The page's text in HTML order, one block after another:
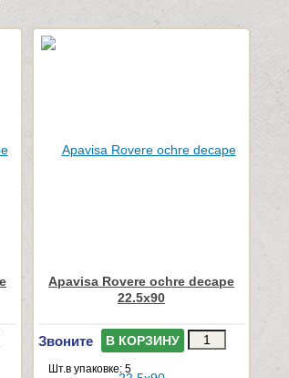
Apavisa Rovere ochre decape
22.5x90
Звоните В КОРЗИНУ
Шт.в упаковке: 5